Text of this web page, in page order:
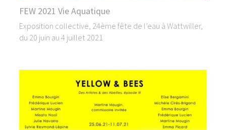
FEW 2021 Vie Aquatique
Exposition collective, 24ème fête de l’eau à Wattwiller,
du 20 juin au 4 juillet 2021